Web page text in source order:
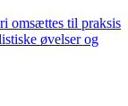
omsættes til praksis
øvelser og